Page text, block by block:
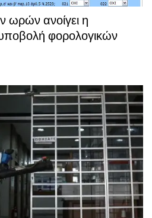
ωρών ανοίγει η
φορολογικών